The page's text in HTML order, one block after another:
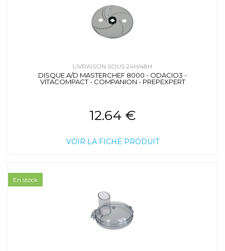
LIVRAISON SOUS 24H/48H
DISQUE A/D MASTERCHEF 8000 - ODACIO3 -
VITACOMPACT - COMPANION - PREPEXPERT
12.64 €
VOIR LA FICHE PRODUIT
En stock